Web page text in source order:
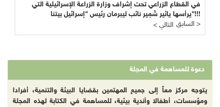
في القطاع الزراعي تحت إشراف وزارة الزراعة الإسرائيلية التي
يرأسها يائير شَمِير نائب ليبرمان رئيس "إسرائيل بيتنا"!!!
< التالي
السابق >
دعوة للمساهمة في المجلة
يتوجه مركز معاً إلى جميع المهتمين بقضايا البيئة والتنمية، أفرادا
ومؤسسات، أطفالا وأندية بيئية، للمساهمة في الكتابة لهذه المجلة